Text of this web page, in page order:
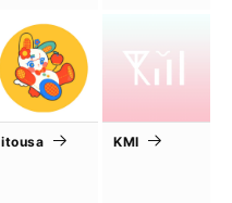
itousa KMI